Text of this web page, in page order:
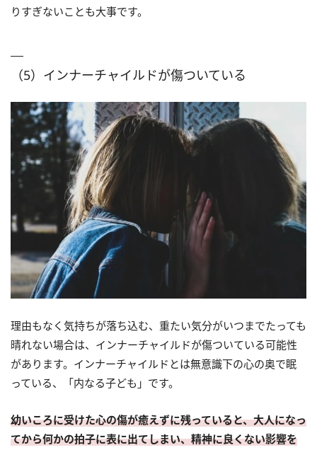
りすぎないことも大事です。
（5）インナーチャイルドが傷ついている
理由もなく気持ちが落ち込む、重たい気分がいつまでたっても
晴れない場合は、インナーチャイルドが傷ついている可能性
があります。インナーチャイルドとは無意識下の心の奥で眠
っている、「内なる子ども」です。
幼いころに受けた心の傷が癒えずに残っていると、大人になっ
てから何かの拍子に表に出てしまい、精神に良くない影響を